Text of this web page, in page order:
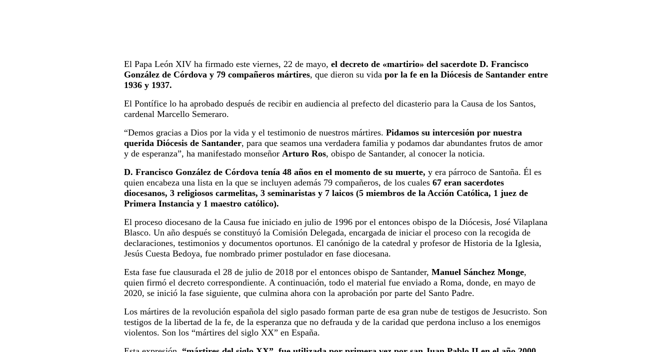
El Papa León XIV ha firmado este viernes, 22 de mayo, el decreto de «martirio» del sacerdote D. Francisco
González de Córdova y 79 compañeros mártires, que dieron su vida por la fe en la Diócesis de Santander entre
1936 y 1937.
El Pontífice lo ha aprobado después de recibir en audiencia al prefecto del dicasterio para la Causa de los Santos,
cardenal Marcello Semeraro.
“Demos gracias a Dios por la vida y el testimonio de nuestros mártires. Pidamos su intercesión por nuestra
querida Diócesis de Santander, para que seamos una verdadera familia y podamos dar abundantes frutos de amor
y de esperanza”, ha manifestado monseñor Arturo Ros, obispo de Santander, al conocer la noticia.
D. Francisco González de Córdova tenía 48 años en el momento de su muerte, y era párroco de Santoña. Él es
quien encabeza una lista en la que se incluyen además 79 compañeros, de los cuales 67 eran sacerdotes
diocesanos, 3 religiosos carmelitas, 3 seminaristas y 7 laicos (5 miembros de la Acción Católica, 1 juez de
Primera Instancia y 1 maestro católico).
El proceso diocesano de la Causa fue iniciado en julio de 1996 por el entonces obispo de la Diócesis, José Vilaplana
Blasco. Un año después se constituyó la Comisión Delegada, encargada de iniciar el proceso con la recogida de
declaraciones, testimonios y documentos oportunos. El canónigo de la catedral y profesor de Historia de la Iglesia,
Jesús Cuesta Bedoya, fue nombrado primer postulador en fase diocesana.
Esta fase fue clausurada el 28 de julio de 2018 por el entonces obispo de Santander, Manuel Sánchez Monge,
quien firmó el decreto correspondiente. A continuación, todo el material fue enviado a Roma, donde, en mayo de
2020, se inició la fase siguiente, que culmina ahora con la aprobación por parte del Santo Padre.
Los mártires de la revolución española del siglo pasado forman parte de esa gran nube de testigos de Jesucristo. Son
testigos de la libertad de la fe, de la esperanza que no defrauda y de la caridad que perdona incluso a los enemigos
violentos. Son los “mártires del siglo XX” en España.